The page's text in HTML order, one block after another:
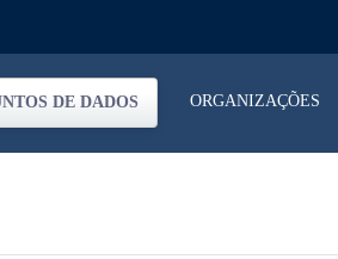
DE DADOS ORGANIZAÇÕES